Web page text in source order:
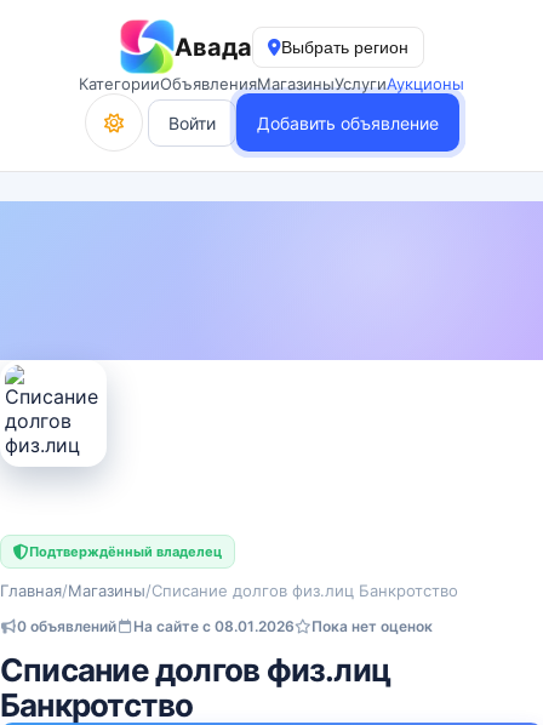
Авада
Выбрать регион
КатегорииОбъявленияМагазиныУслугиАукционы
Войти Добавить объявление
Подтверждённый владелец
Главная/Магазины/Списание долгов физ.лиц Банкротство
0 объявлений На сайте с 08.01.2026 Пока нет оценок
Списание долгов физ.лиц
Банкротство